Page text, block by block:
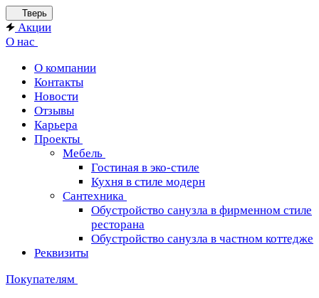
Тверь
Акции
О нас
О компании
Контакты
Новости
Отзывы
Карьера
Проекты
Мебель
Гостиная в эко-стиле
Кухня в стиле модерн
Сантехника
Обустройство санузла в фирменном стиле
ресторана
Обустройство санузла в частном коттедже
Реквизиты
Покупателям